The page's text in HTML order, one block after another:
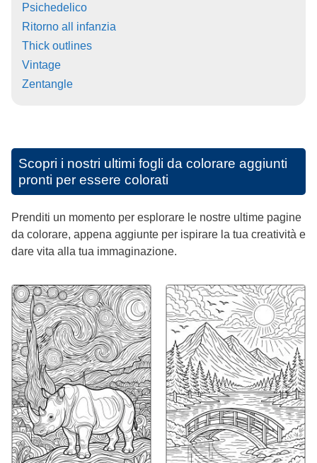
Psichedelico
Ritorno all infanzia
Thick outlines
Vintage
Zentangle
Scopri i nostri ultimi fogli da colorare aggiunti
pronti per essere colorati
Prenditi un momento per esplorare le nostre ultime pagine
da colorare, appena aggiunte per ispirare la tua creatività e
dare vita alla tua immaginazione.